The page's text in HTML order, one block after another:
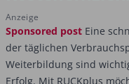
Anzeige
Sponsored post Eine
der täglichen
Weiterbildung sind
Erfolg. Mit RUCKplus